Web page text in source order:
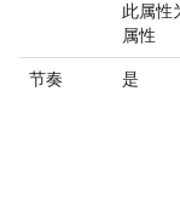
此属性
属性
节奏 是